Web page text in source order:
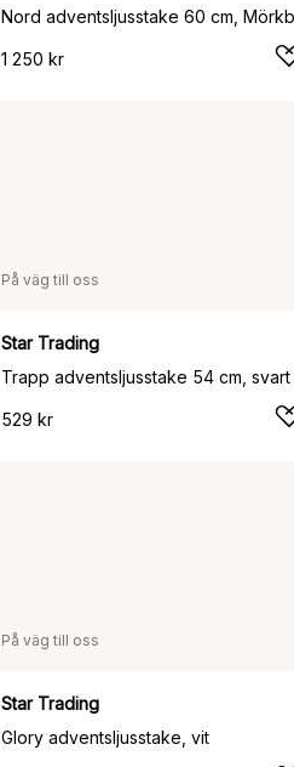
1 250 kr
På väg till oss
Star Trading
Trapp adventsljusstake 54 cm, svart
529 kr
På väg till oss
Star Trading
Glory adventsljusstake, vit